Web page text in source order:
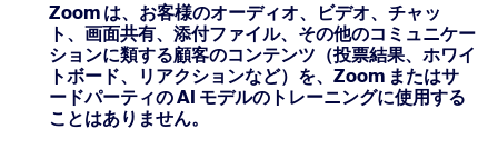
Zoom は、お客様のオーディオ、ビデオ、チャッ
ト、画面共有、添付ファイル、その他のコミュニケー
ションに類する顧客のコンテンツ（投票結果、ホワイ
トボード、リアクションなど）を、Zoom またはサ
ードパーティの AI モデルのトレーニングに使用する
ことはありません。